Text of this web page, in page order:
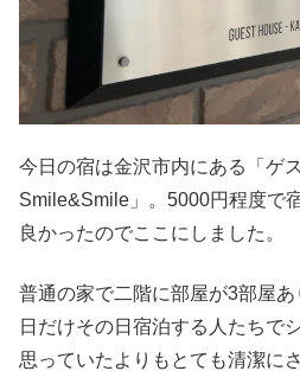
今日の宿は金沢市内にある「ゲ
Smile&Smile」。5000円程度で
良かったのでここにしました。
普通の家で二階に部屋が3部屋
日だけその日宿泊する人たちで
思っていたよりもとても清潔に